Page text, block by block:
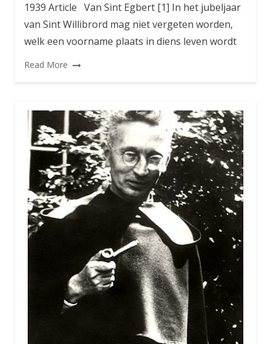
1939 Article Van Sint Egbert [1] In het jubeljaar
van Sint Willibrord mag niet vergeten worden,
welk een voorname plaats in diens leven wordt
Read More